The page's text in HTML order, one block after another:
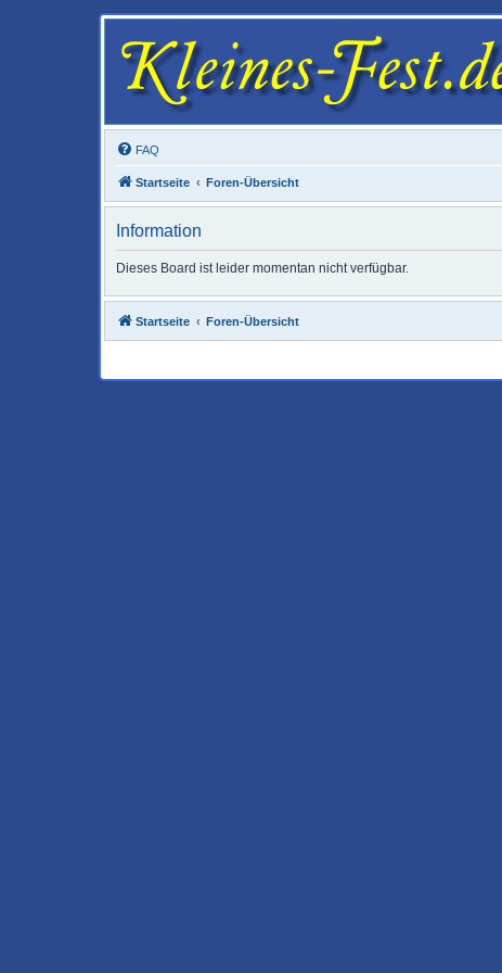
FAQ
Startseite Foren-Übersicht
Information
Dieses Board ist leider momentan nicht verfügbar.
Startseite Foren-Übersicht